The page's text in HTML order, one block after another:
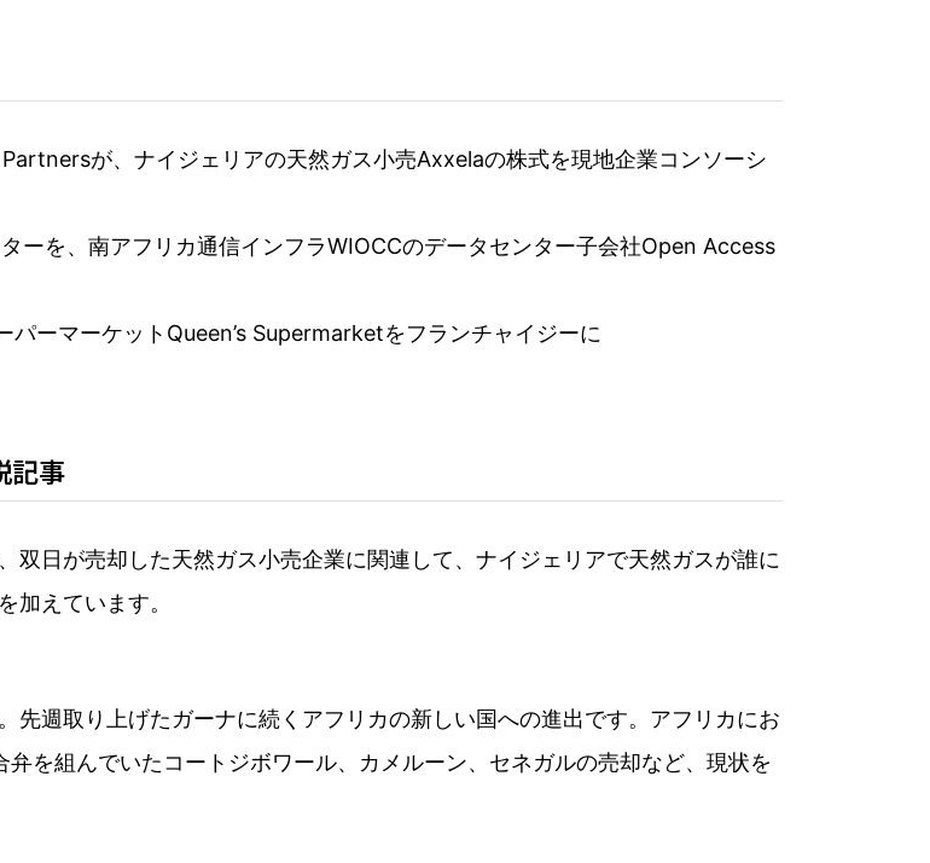
が、ナイジェリアの天然ガス小売Axxelaの株式を現地企業コンソーシ
ーを、南アフリカ通信インフラWIOCCのデータセンター子会社Open Access
ーマーケットQueen’s Supermarketをフランチャイジーに
記事
双日が売却した天然ガス小売企業に関連して、ナイジェリアで天然ガスが誰に
加えています。
先週取り上げたガーナに続くアフリカの新しい国への進出です。アフリカにお
を組んでいたコートジボワール、カメルーン、セネガルの売却など、現状を